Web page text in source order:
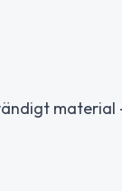
material